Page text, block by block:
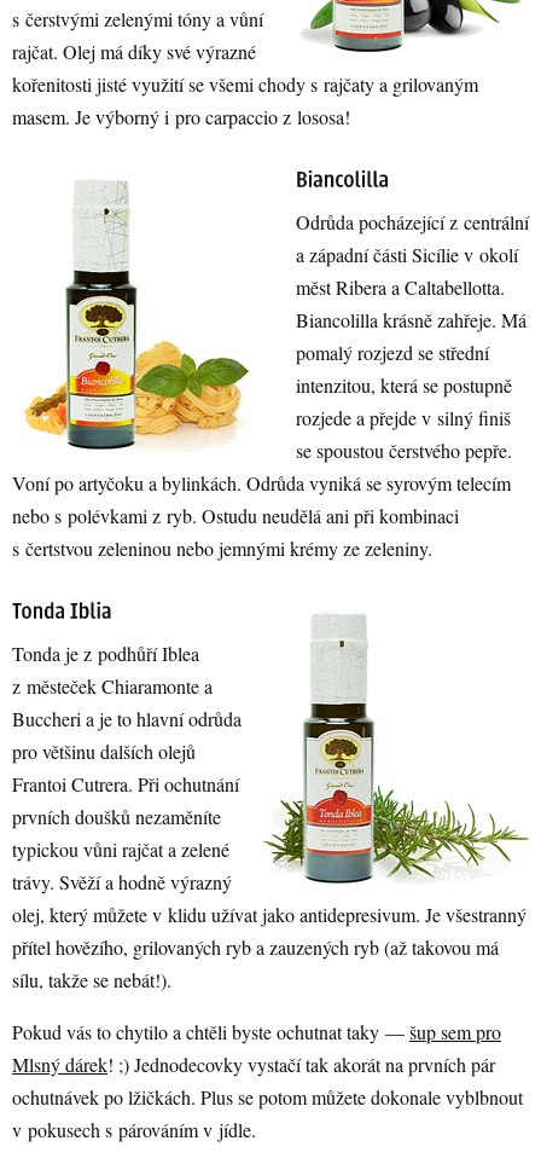
s čerstvými zelenými tóny a vůní
rajčat. Olej má díky své výrazné
kořenitosti jisté využití se všemi chody s rajčaty a grilovaným
masem. Je výborný i pro carpaccio z lososa!
Odrůda pocházející z centrální
a západní části Sicílie v okolí
měst Ribera a Caltabellotta.
Biancolilla krásně zahřeje. Má
pomalý rozjezd se střední
intenzitou, která se postupně
rozjede a přejde v silný finiš
se spoustou čerstvého pepře.
Voní po artyčoku a bylinkách. Odrůda vyniká se syrovým telecím
nebo s polévkami z ryb. Ostudu neudělá ani při kombinaci
s čertstvou zeleninou nebo jemnými krémy ze zeleniny.
Tonda je z podhůří Iblea
z městeček Chiaramonte a
Buccheri a je to hlavní odrůda
pro většinu dalších olejů
Frantoi Cutrera. Při ochutnání
prvních doušků nezaměníte
typickou vůni rajčat a zelené
trávy. Svěží a hodně výrazný
olej, který můžete v klidu užívat jako antidepresivum. Je všestranný
přítel hovězího, grilovaných ryb a zauzených ryb (až takovou má
sílu, takže se nebát!).
Pokud vás to chytilo a chtěli byste ochutnat taky —šup sem pro
Mlsný dárek! ;) Jednodecovky vystačí tak akorát na prvních pár
ochutnávek po lžičkách. Plus se potom můžete dokonale vyblbnout
v pokusech s párováním v jídle.